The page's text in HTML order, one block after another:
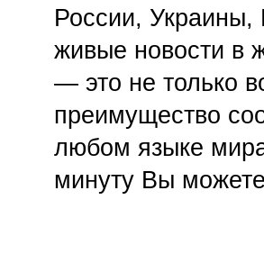
России,
живые новости в
— это не только
преимущество
любом языке
минуту Вы